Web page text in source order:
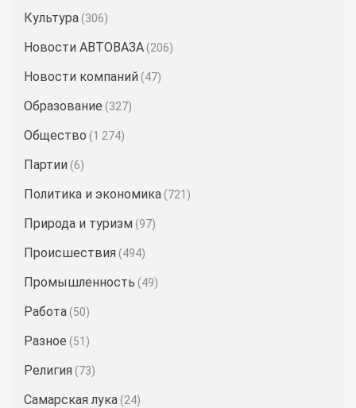
Культура (306)
Новости АВТОВАЗА (206)
Новости компаний (47)
Образование (327)
Общество (1 274)
Партии (6)
Политика и экономика (721)
Природа и туризм (97)
Происшествия (494)
Промышленность (49)
Работа (50)
Разное (51)
Религия (73)
Самарская лука (24)